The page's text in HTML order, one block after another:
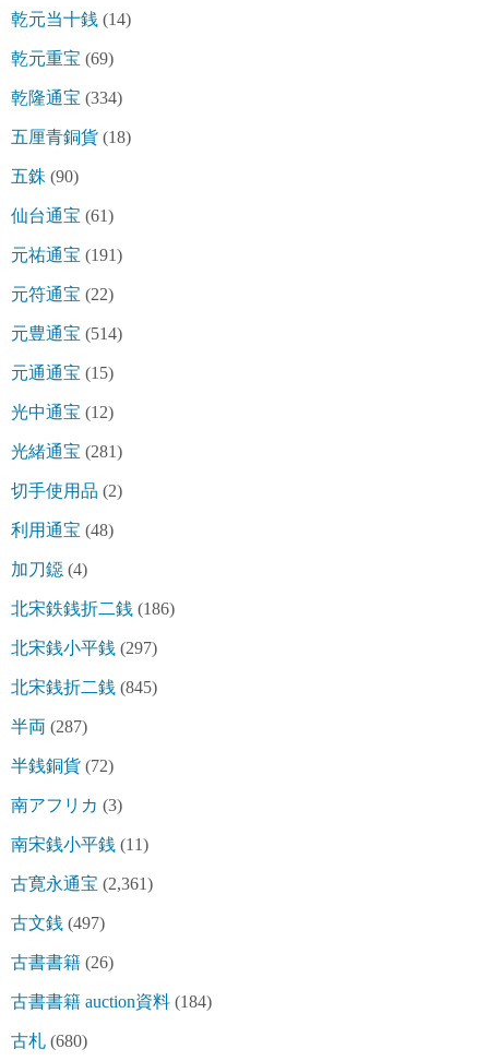
乾元当十銭 (14)
乾元重宝 (69)
乾隆通宝 (334)
五厘青銅貨 (18)
五銖 (90)
仙台通宝 (61)
元祐通宝 (191)
元符通宝 (22)
元豊通宝 (514)
元通通宝 (15)
光中通宝 (12)
光緒通宝 (281)
切手使用品 (2)
利用通宝 (48)
加刀鐚 (4)
北宋鉄銭折二銭 (186)
北宋銭小平銭 (297)
北宋銭折二銭 (845)
半両 (287)
半銭銅貨 (72)
南アフリカ (3)
南宋銭小平銭 (11)
古寛永通宝 (2,361)
古文銭 (497)
古書書籍 (26)
古書書籍 auction資料 (184)
古札 (680)